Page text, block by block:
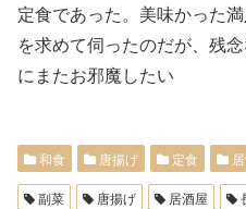
定食であった。美味かった
を求めて伺ったのだが、残
にまたお邪魔したい
和食 唐揚げ 定食
副菜 唐揚げ 居酒屋